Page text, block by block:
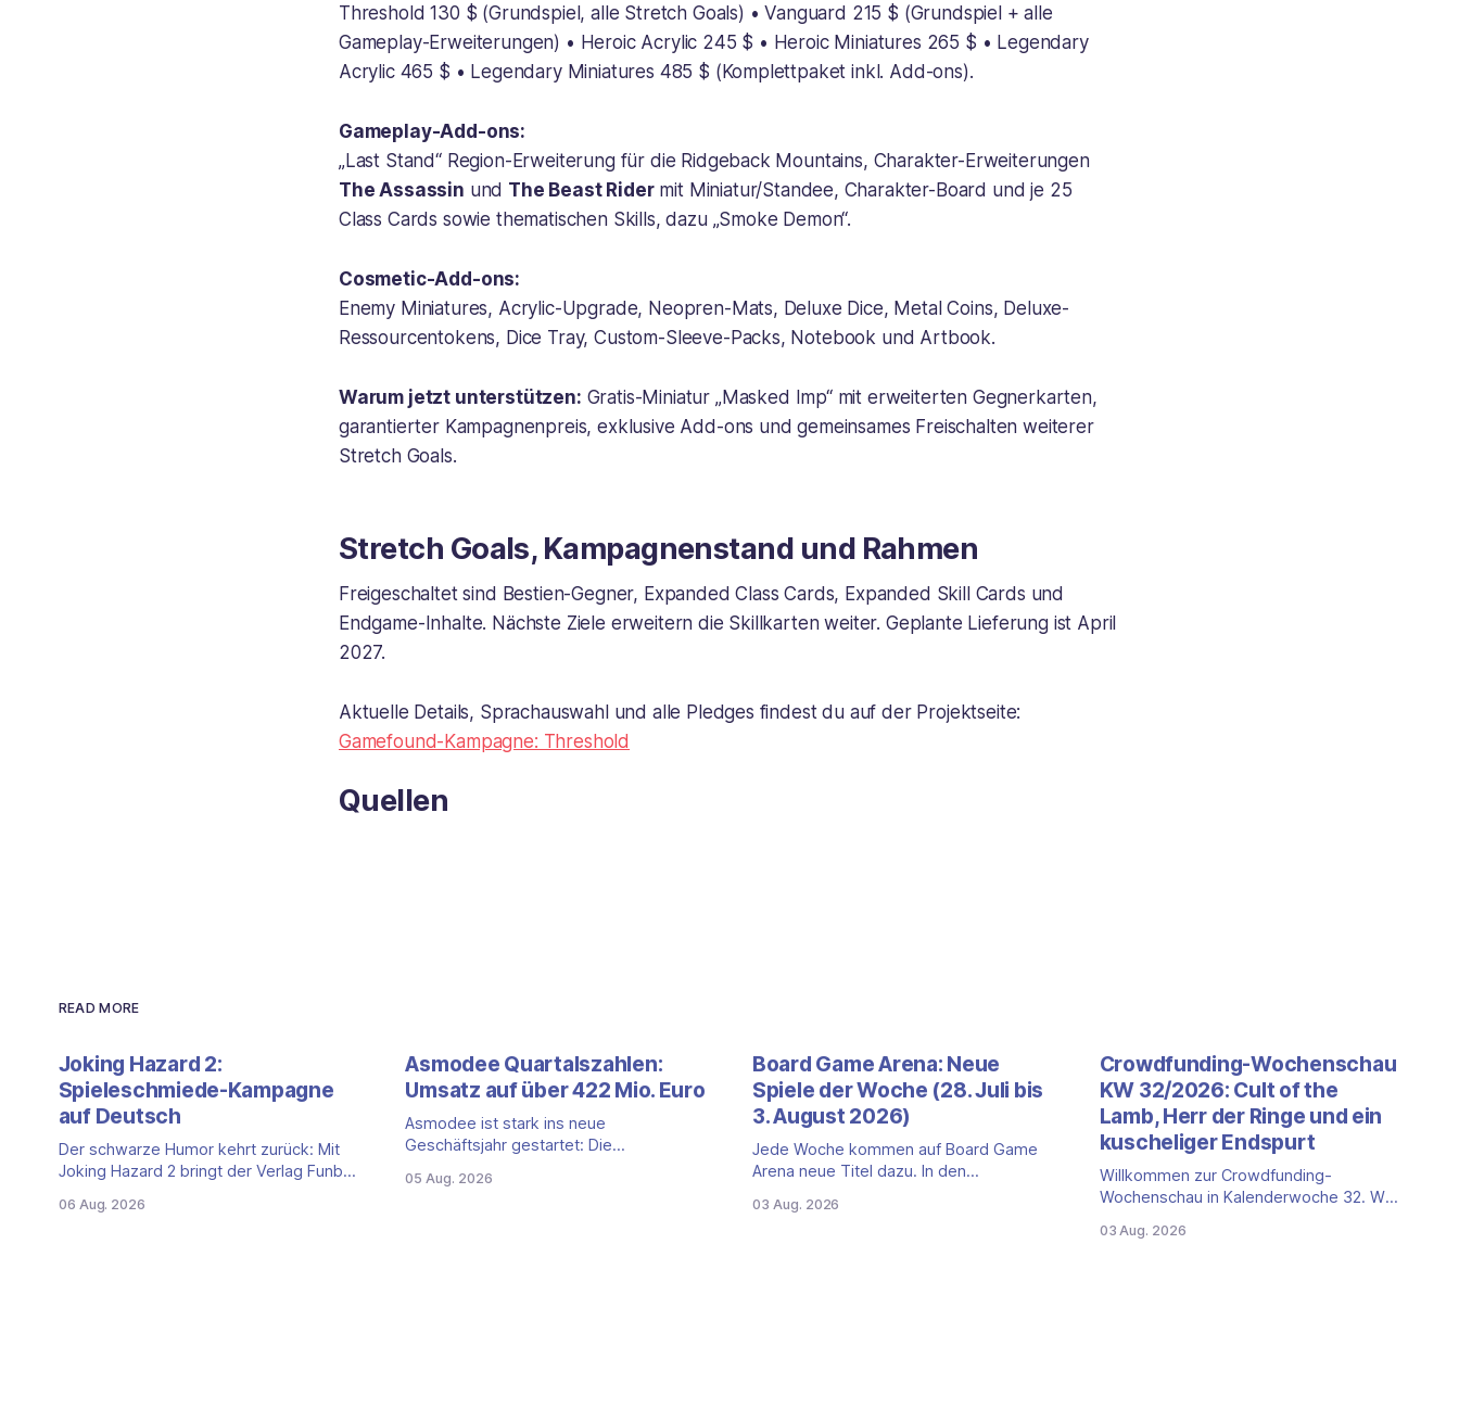
Threshold 130 $ (Grundspiel, alle Stretch Goals) • Vanguard 215 $ (Grundspiel + alle
Gameplay-Erweiterungen) • Heroic Acrylic 245 $ • Heroic Miniatures 265 $ • Legendary
Acrylic 465 $ • Legendary Miniatures 485 $ (Komplettpaket inkl. Add-ons).
Gameplay-Add-ons:
„Last Stand“ Region-Erweiterung für die Ridgeback Mountains, Charakter-Erweiterungen
The Assassin und The Beast Ridermit Miniatur/Standee, Charakter-Board und je 25
Class Cards sowie thematischen Skills, dazu „Smoke Demon“.
Cosmetic-Add-ons:
Enemy Miniatures, Acrylic-Upgrade, Neopren-Mats, Deluxe Dice, Metal Coins, Deluxe-
Ressourcentokens, Dice Tray, Custom-Sleeve-Packs, Notebook und Artbook.
Warum jetzt unterstützen: Gratis-Miniatur „Masked Imp“ mit erweiterten Gegnerkarten,
garantierter Kampagnenpreis, exklusive Add-ons und gemeinsames Freischalten weiterer
Stretch Goals.
Stretch Goals, Kampagnenstand und Rahmen
Freigeschaltet sind Bestien-Gegner, Expanded Class Cards, Expanded Skill Cards und
Endgame-Inhalte. Nächste Ziele erweitern die Skillkarten weiter. Geplante Lieferung ist April
2027.
Aktuelle Details, Sprachauswahl und alle Pledges findest du auf der Projektseite:
Gamefound-Kampagne: Threshold
Quellen
READ MORE
Joking Hazard 2:
Spieleschmiede-Kampagne
auf Deutsch
Der schwarze Humor kehrt zurück: Mit
Joking Hazard 2 bringt der Verlag Funbot
Party-Kartenspiels von den Machern von
06 Aug. 2026
Asmodee Quartalszahlen:
Umsatz auf über 422 Mio. Euro
Asmodee ist stark ins neue
Geschäftsjahr gestartet: Die
(April bis Juni 2026) fallen deutlich aus —
05 Aug. 2026
Board Game Arena: Neue
Spiele der Woche (28. Juli bis
3. August 2026)
Jede Woche kommen auf Board Game
Arena neue Titel dazu. In den
Titel auf der Plattform gestartet: die
03 Aug. 2026
Crowdfunding-Wochenschau
KW 32/2026: Cult of the
Lamb, Herr der Ringe und ein
kuscheliger Endspurt
Willkommen zur Crowdfunding-
Wochenschau in Kalenderwoche 32. Wir
Gamefound, Kickstarter und in der
03 Aug. 2026